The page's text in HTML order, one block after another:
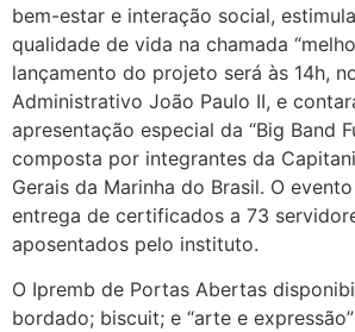
bem-estar e interação social,
qualidade de vida na chamada
lançamento do projeto será às 14h,
Administrativo João Paulo II, e
apresentação especial da “Big Band
composta por integrantes da
Gerais da Marinha do Brasil. O
entrega de certificados a 73
aposentados pelo instituto.
O Ipremb de Portas Abertas
bordado; biscuit; e “arte e